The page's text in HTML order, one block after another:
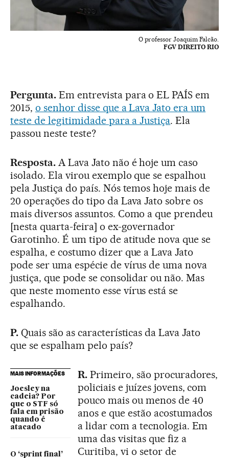
O professor Joaquim Falcão.
FGV DIREITO RIO
Pergunta.Em entrevista para o EL PAÍS em
2015, o senhor disse que a Lava Jato era um
teste de legitimidade para a Justiça. Ela
passou neste teste?
Resposta.A Lava Jato não é hoje um caso
isolado. Ela virou exemplo que se espalhou
pela Justiça do país. Nós temos hoje mais de
20 operações do tipo da Lava Jato sobre os
mais diversos assuntos. Como a que prendeu
[nesta quarta-feira] o ex-governador
Garotinho. É um tipo de atitude nova que se
espalha, e costumo dizer que a Lava Jato
pode ser uma espécie de vírus de uma nova
justiça, que pode se consolidar ou não. Mas
que neste momento esse vírus está se
espalhando.
P.Quais são as características da Lava Jato
que se espalham pelo país?
MAIS INFORMAÇÕES
Joesley na
cadeia? Por
que o STF só
fala em prisão
quando é
atacado
O ‘sprint final’
R. Primeiro, são procuradores,
policiais e juízes jovens, com
pouco mais ou menos de 40
anos e que estão acostumados
a lidar com a tecnologia. Em
uma das visitas que fiz a
Curitiba, vi o setor de